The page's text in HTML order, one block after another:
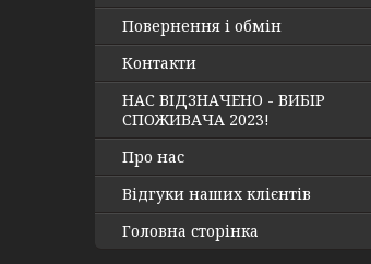
Повернення і обмін
Контакти
НАС ВІДЗНАЧЕНО - ВИБІР
СПОЖИВАЧА 2023!
Про нас
Відгуки наших клієнтів
Головна сторінка